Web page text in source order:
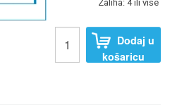
Zaliha: 4 ili više
Dodaj u
košaricu